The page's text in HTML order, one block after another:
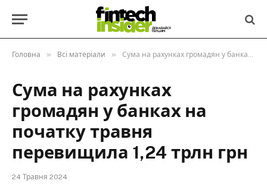
Головна » Всі матеріали » Сума на рахунках громадян у банках на початку травня перевищила 1,24 трлн грн
Сума на рахунках
громадян у банках на
початку травня
перевищила 1,24 трлн грн
24 Травня 2024